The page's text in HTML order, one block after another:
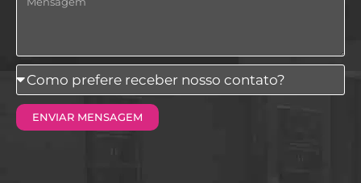
Como
prefere
receber
ENVIAR MENSAGEM